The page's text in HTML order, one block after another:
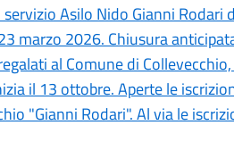
Asilo Nido Gianni
marzo 2026. Chiusura
al Comune di
il 13 ottobre. Aperte le
"Gianni Rodari". Al via le